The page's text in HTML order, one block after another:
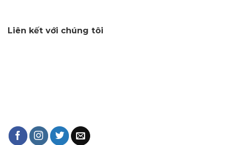
Liên kết với chúng tôi